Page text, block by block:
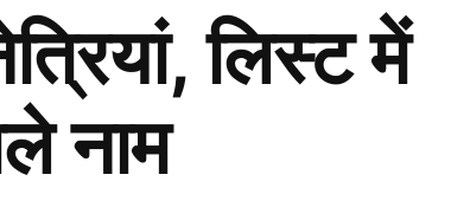
लिस्ट में
नाम